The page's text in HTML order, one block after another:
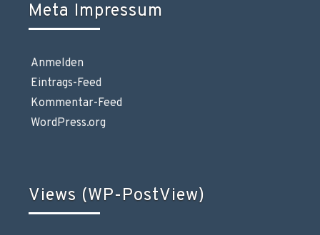
Meta Impressum
Anmelden
Eintrags-Feed
Kommentar-Feed
WordPress.org
Views (WP-PostView)